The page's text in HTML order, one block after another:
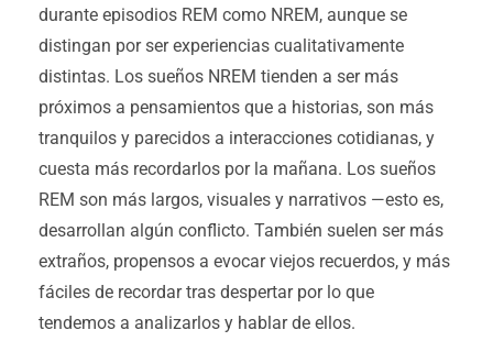
durante episodios REM como NREM, aunque se
distingan por ser experiencias cualitativamente
distintas. Los sueños NREM tienden a ser más
próximos a pensamientos que a historias, son más
tranquilos y parecidos a interacciones cotidianas, y
cuesta más recordarlos por la mañana. Los sueños
REM son más largos, visuales y narrativos —esto es,
desarrollan algún conflicto. También suelen ser más
extraños, propensos a evocar viejos recuerdos, y más
fáciles de recordar tras despertar por lo que
tendemos a analizarlos y hablar de ellos.